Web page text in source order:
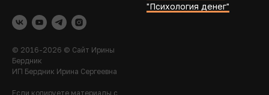
© 2016-2026 © Сайт Ирины
Бердник
ИП Бердник Ирина Сергеевна
Если копируете материалы с
"Психология денег"